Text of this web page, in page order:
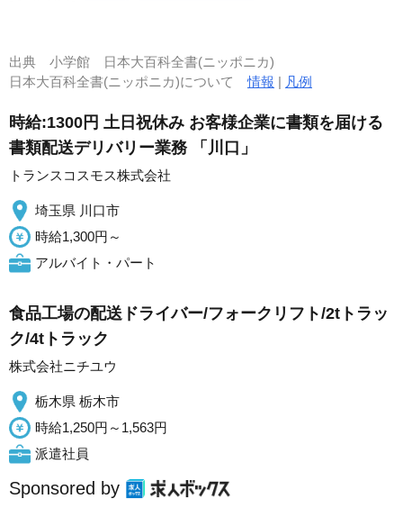
出典 小学館 日本大百科全書(ニッポニカ)
日本大百科全書(ニッポニカ)について情報 | 凡例
時給:1300円 土日祝休み お客様企業に書類を届ける
書類配送デリバリー業務 「川口」
トランスコスモス株式会社
埼玉県 川口市
時給1,300円～
アルバイト・パート
食品工場の配送ドライバー/フォークリフト/2tトラッ
ク/4tトラック
株式会社ニチユウ
栃木県 栃木市
時給1,250円～1,563円
派遣社員
Sponsored by